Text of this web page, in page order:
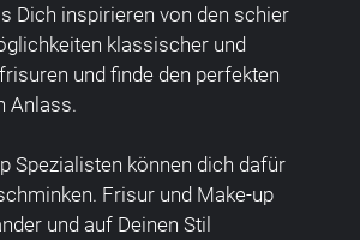
Dich inspirieren von den schier
klassischer und
und finde den perfekten
Anlass.
Spezialisten können dich dafür
Frisur und Make-up
und auf Deinen Stil